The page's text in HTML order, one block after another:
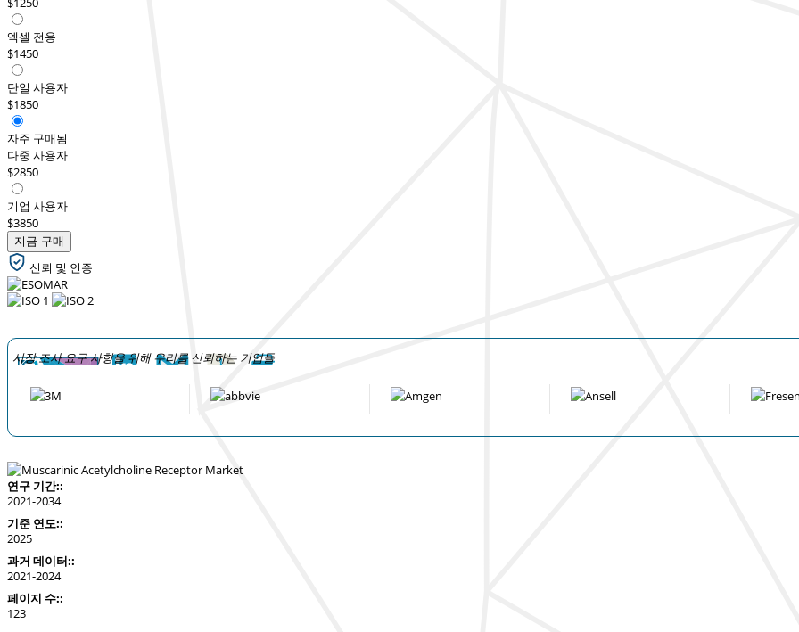
엑셀 전용
$1450
단일 사용자
$1850
자주 구매됨
다중 사용자
$2850
기업 사용자
$3850
지금 구매
신뢰 및 인증
시장 조사 요구 사항을 위해 우리를 신뢰하는 기업들
연구 기간::
2021-2034
기준 연도::
2025
과거 데이터::
2021-2024
페이지 수::
123